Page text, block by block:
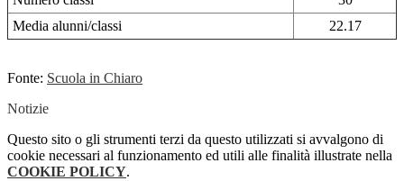
Media alunni/classi
22.17
Fonte: Scuola in Chiaro
Notizie
Questo sito o gli strumenti terzi da questo utilizzati si avvalgono di
cookie necessari al funzionamento ed utili alle finalità illustrate nella
COOKIE POLICY.